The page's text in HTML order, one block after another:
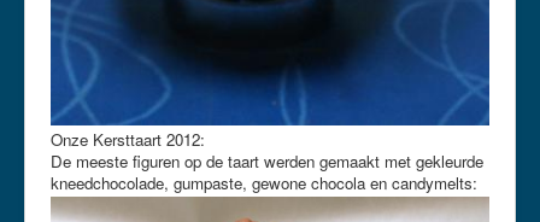
Onze Kersttaart 2012:
De meeste figuren op de taart werden gemaakt met gekleurde
kneedchocolade, gumpaste, gewone chocola en candymelts: